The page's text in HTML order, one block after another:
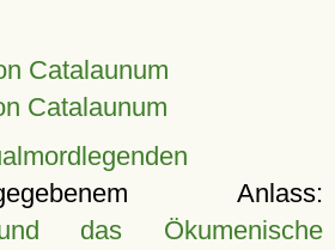
Catalaunum
Catalaunum
Anlass:
das Ökumenische